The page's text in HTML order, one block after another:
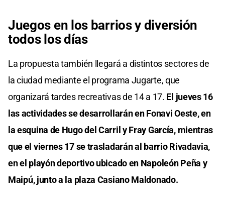
Juegos en los barrios y diversión
todos los días
La propuesta también llegará a distintos sectores de
la ciudad mediante el programa Jugarte, que
organizará tardes recreativas de 14 a 17. El jueves 16
las actividades se desarrollarán en Fonavi Oeste, en
la esquina de Hugo del Carril y Fray García, mientras
que el viernes 17 se trasladarán al barrio Rivadavia,
en el playón deportivo ubicado en Napoleón Peña y
Maipú, junto a la plaza Casiano Maldonado.